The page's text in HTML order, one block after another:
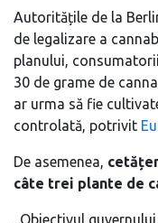
Autoritățile de la
de legalizare a
planului,
30 de grame de
ar urma să fie
controlată, potrivit
De asemenea,
câte trei plante de
„Obiectivul